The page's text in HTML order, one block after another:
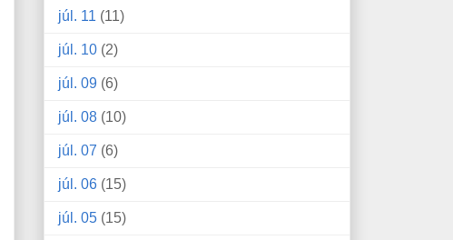
júl. 11 (11)
júl. 10 (2)
júl. 09 (6)
júl. 08 (10)
júl. 07 (6)
júl. 06 (15)
júl. 05 (15)